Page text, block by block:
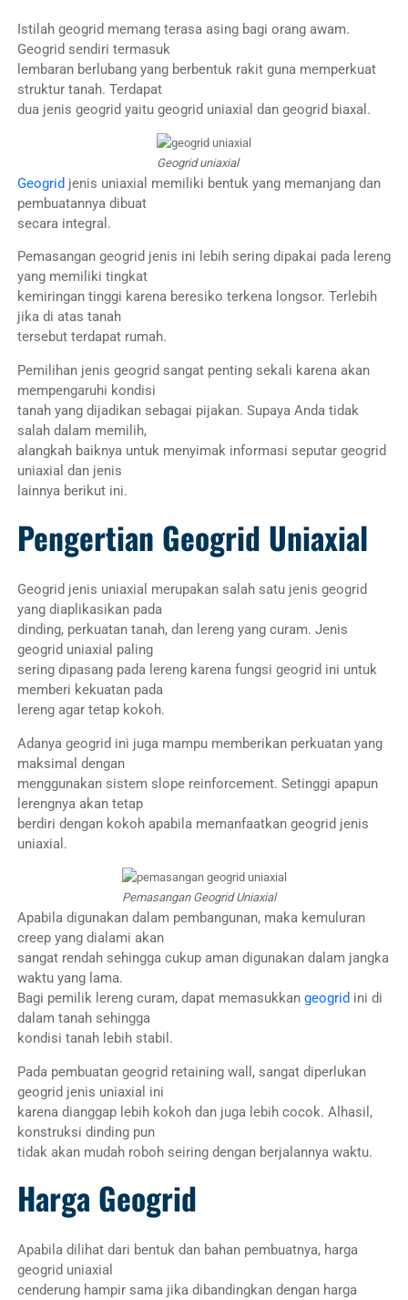
Istilah geogrid memang terasa asing bagi orang awam.
Geogrid sendiri termasuk
lembaran berlubang yang berbentuk rakit guna memperkuat
struktur tanah. Terdapat
dua jenis geogrid yaitu geogrid uniaxial dan geogrid biaxal.
Geogrid uniaxial
Geogrid jenis uniaxial memiliki bentuk yang memanjang dan
pembuatannya dibuat
secara integral.
Pemasangan geogrid jenis ini lebih sering dipakai pada lereng
yang memiliki tingkat
kemiringan tinggi karena beresiko terkena longsor. Terlebih
jika di atas tanah
tersebut terdapat rumah.
Pemilihan jenis geogrid sangat penting sekali karena akan
mempengaruhi kondisi
tanah yang dijadikan sebagai pijakan. Supaya Anda tidak
salah dalam memilih,
alangkah baiknya untuk menyimak informasi seputar geogrid
uniaxial dan jenis
lainnya berikut ini.
Pengertian Geogrid Uniaxial
Geogrid jenis uniaxial merupakan salah satu jenis geogrid
yang diaplikasikan pada
dinding, perkuatan tanah, dan lereng yang curam. Jenis
geogrid uniaxial paling
sering dipasang pada lereng karena fungsi geogrid ini untuk
memberi kekuatan pada
lereng agar tetap kokoh.
Adanya geogrid ini juga mampu memberikan perkuatan yang
maksimal dengan
menggunakan sistem slope reinforcement. Setinggi apapun
lerengnya akan tetap
berdiri dengan kokoh apabila memanfaatkan geogrid jenis
uniaxial.
Pemasangan Geogrid Uniaxial
Apabila digunakan dalam pembangunan, maka kemuluran
creep yang dialami akan
sangat rendah sehingga cukup aman digunakan dalam jangka
waktu yang lama.
Bagi pemilik lereng curam, dapat memasukkan geogrid ini di
dalam tanah sehingga
kondisi tanah lebih stabil.
Pada pembuatan geogrid retaining wall, sangat diperlukan
geogrid jenis uniaxial ini
karena dianggap lebih kokoh dan juga lebih cocok. Alhasil,
konstruksi dinding pun
tidak akan mudah roboh seiring dengan berjalannya waktu.
Harga Geogrid
Apabila dilihat dari bentuk dan bahan pembuatnya, harga
geogrid uniaxial
cenderung hampir sama jika dibandingkan dengan harga